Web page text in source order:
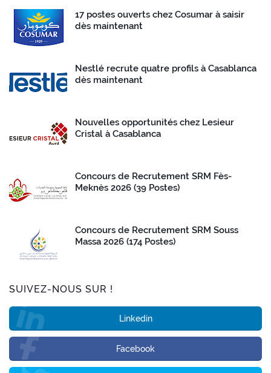
17 postes ouverts chez Cosumar à saisir
dès maintenant
Nestlé recrute quatre profils à Casablanca
dès maintenant
Nouvelles opportunités chez Lesieur
Cristal à Casablanca
Concours de Recrutement SRM Fès-
Meknès 2026 (39 Postes)
Concours de Recrutement SRM Souss
Massa 2026 (174 Postes)
SUIVEZ-NOUS SUR !
Linkedin
Facebook